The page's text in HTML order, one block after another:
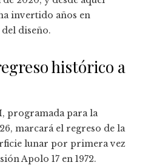
invertido años en
diseño.
histórico a
programada para la
marcará el regreso de la
lunar por primera vez
Apolo 17 en 1972.